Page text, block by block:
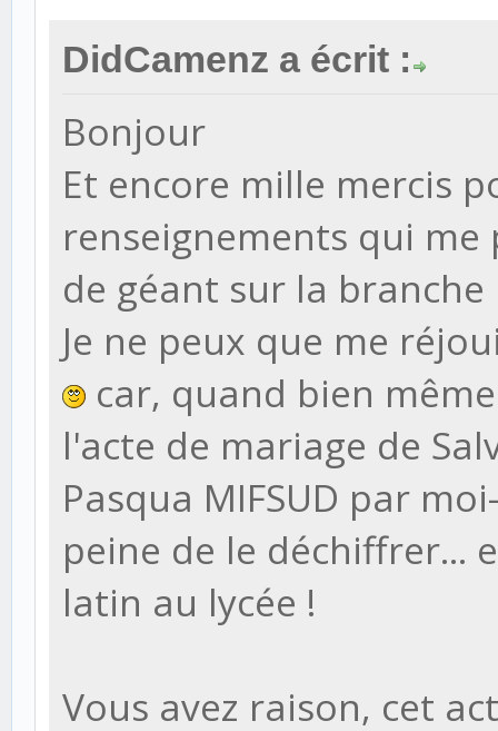
DidCamenz a écrit :
Bonjour
Et encore mille mercis
renseignements qui
de géant sur la
Je ne peux que me
car, quand bien
l'acte de mariage de
Pasqua MIFSUD par
peine de le déchiffrer...
latin au lycée !
Vous avez raison, cet